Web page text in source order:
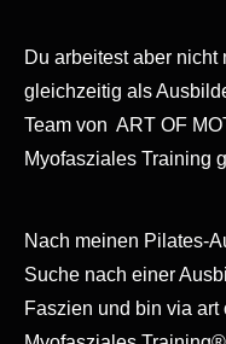
Du arbeitest aber nicht
gleichzeitig als
Team von ART OF
Myofasziales Training
Nach meinen Pilates-
Suche nach einer
Faszien und bin via